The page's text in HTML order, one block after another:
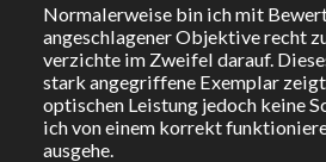
Normalerweise bin ich mit
angeschlagener Objektive recht
verzichte im Zweifel darauf.
stark angegriffene Exemplar
optischen Leistung jedoch keine
ich von einem korrekt
ausgehe.